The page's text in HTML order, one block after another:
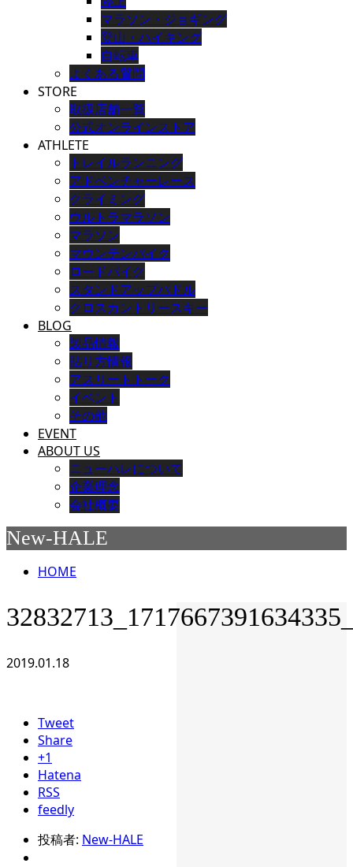
マラソン・ジョギング
登山・ハイキング
自転車
よくある質問
STORE
取扱店舗一覧
公式オンラインストア
ATHLETE
トレイルランニング
アドベンチャーレース
クライミング
ウルトラマラソン
マラソン
マウンテンバイク
ロードバイク
スタンドアップパドル
クロスカントリースキー
BLOG
製品情報
貼り方情報
アスリートトーク
イベント
その他
EVENT
ABOUT US
ニューハレについて
企業理念
会社概要
New-HALE
HOME
2019.01.18
Tweet
Share
+1
Hatena
RSS
feedly
投稿者: New-HALE